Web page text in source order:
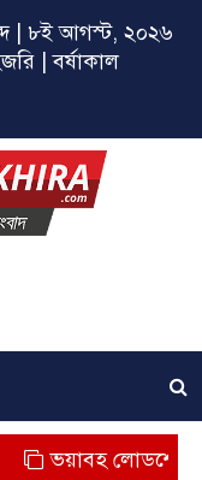
| ৮ই আগস্ট, ২০২৬
| বর্ষাকাল
ভয়াবহ লোডশেডিং,